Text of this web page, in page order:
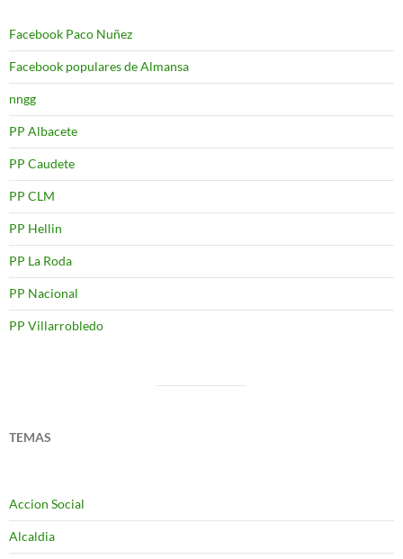
Facebook Paco Nuñez
Facebook populares de Almansa
nngg
PP Albacete
PP Caudete
PP CLM
PP Hellin
PP La Roda
PP Nacional
PP Villarrobledo
TEMAS
Accion Social
Alcaldia